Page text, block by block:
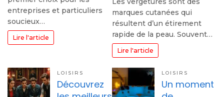
entreprises et particuliers
soucieux…
Lire l'article
marques cutanées qui
résultent d’un étirement
rapide de la peau. Souvent…
Lire l'article
LOISIRS
Découvrez
LOISIRS
Un moment